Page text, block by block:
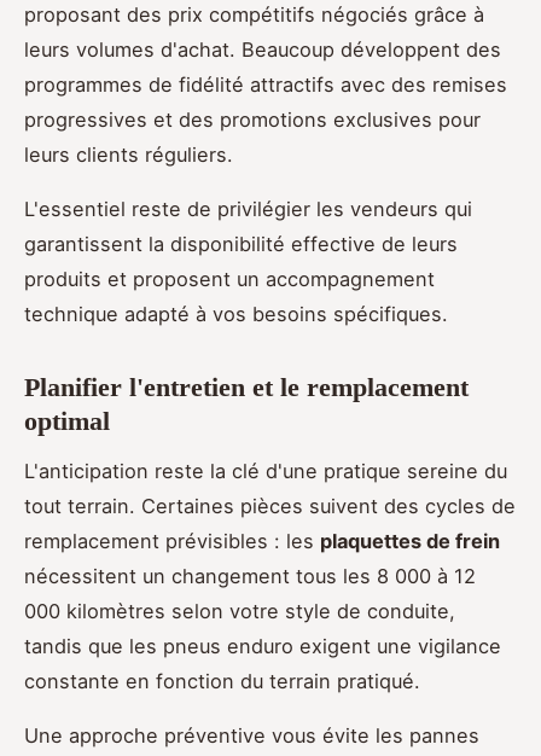
proposant des prix compétitifs négociés grâce à
leurs volumes d'achat. Beaucoup développent des
programmes de fidélité attractifs avec des remises
progressives et des promotions exclusives pour
leurs clients réguliers.
L'essentiel reste de privilégier les vendeurs qui
garantissent la disponibilité effective de leurs
produits et proposent un accompagnement
technique adapté à vos besoins spécifiques.
Planifier l'entretien et le remplacement
optimal
L'anticipation reste la clé d'une pratique sereine du
tout terrain. Certaines pièces suivent des cycles de
remplacement prévisibles : les plaquettes de frein
nécessitent un changement tous les 8 000 à 12
000 kilomètres selon votre style de conduite,
tandis que les pneus enduro exigent une vigilance
constante en fonction du terrain pratiqué.
Une approche préventive vous évite les pannes